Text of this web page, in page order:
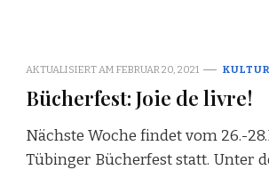
AKTUALISIERT AM FEBRUAR 20, 2021 KULTUR
Bücherfest: Joie de livre!
Nächste Woche findet vom 26.-
Tübinger Bücherfest statt. Unter